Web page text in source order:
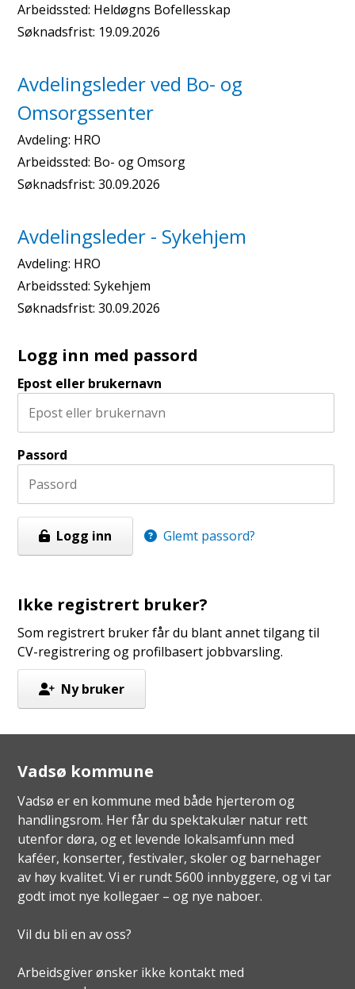
Arbeidssted: Heldøgns Bofellesskap
Søknadsfrist: 19.09.2026
Avdelingsleder ved Bo- og
Omsorgssenter
Avdeling: HRO
Arbeidssted: Bo- og Omsorg
Søknadsfrist:30.09.2026
Avdelingsleder - Sykehjem
Avdeling: HRO
Arbeidssted:Sykehjem
Søknadsfrist:30.09.2026
Logg inn med passord
Epost eller brukernavn
Passord
Logg inn Glemt passord?
Ikke registrert bruker?
Som registrert bruker får du blant annet tilgang til
CV-registrering og profilbasert jobbvarsling.
Ny bruker
Vadsø kommune
Vadsø er en kommune med både hjerterom og
handlingsrom. Her får du spektakulær natur rett
utenfor døra, og et levende lokalsamfunn med
kaféer, konserter, festivaler, skoler og barnehager
av høy kvalitet. Vi er rundt 5600 innbyggere, og vi tar
godt imot nye kollegaer – og nye naboer.
Vil du bli en av oss?
Arbeidsgiver ønsker ikke kontakt med